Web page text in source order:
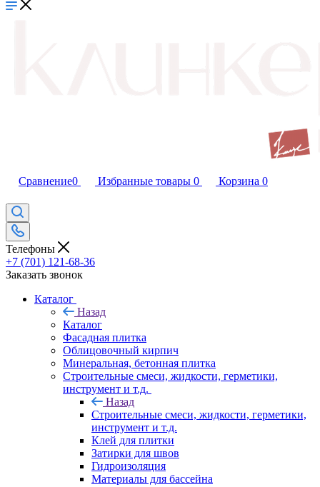
Сравнение0 Избранные товары 0 Корзина 0
Телефоны
+7 (701) 121-68-36
Заказать звонок
Каталог
Назад
Каталог
Фасадная плитка
Облицовочный кирпич
Минеральная, бетонная плитка
Строительные смеси, жидкости, герметики,
инструмент и т.д.
Назад
Строительные смеси, жидкости, герметики,
инструмент и т.д.
Клей для плитки
Затирки для швов
Гидроизоляция
Материалы для бассейна